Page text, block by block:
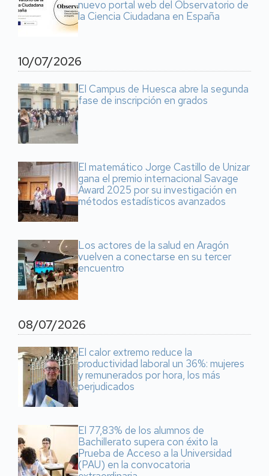
nuevo portal web del Observatorio de
la Ciencia Ciudadana en España
10/07/2026
El Campus de Huesca abre la segunda
fase de inscripción en grados
El matemático Jorge Castillo de Unizar
gana el premio internacional Savage
Award 2025 por su investigación en
métodos estadísticos avanzados
Los actores de la salud en Aragón
vuelven a conectarse en su tercer
encuentro
08/07/2026
El calor extremo reduce la
productividad laboral un 36%: mujeres
y remunerados por hora, los más
perjudicados
El 77,83% de los alumnos de
Bachillerato supera con éxito la
Prueba de Acceso a la Universidad
(PAU) en la convocatoria